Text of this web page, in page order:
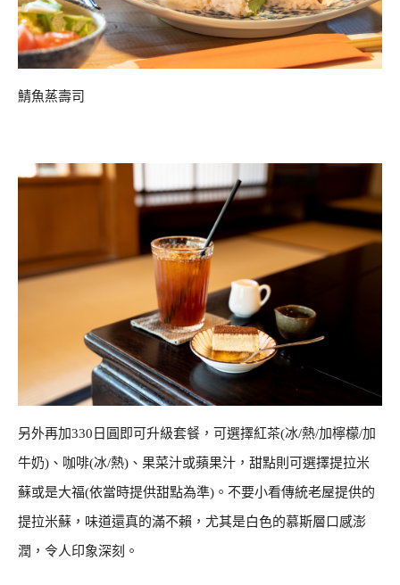
鯖魚蒸壽司
另外再加330日圓即可升級套餐，可選擇紅茶(冰/熱/加檸檬/加
牛奶)、咖啡(冰/熱)、果菜汁或蘋果汁，甜點則可選擇提拉米
蘇或是大福(依當時提供甜點為準)。不要小看傳統老屋提供的
提拉米蘇，味道還真的滿不賴，尤其是白色的慕斯層口感澎
潤，令人印象深刻。